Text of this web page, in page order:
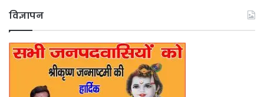
विज्ञापन